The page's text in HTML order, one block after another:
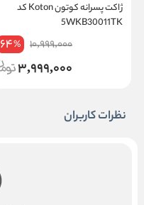
ژاکت پسرانه کوتون Koton کد
5WKB30011TK
10,999,000
64%
3,999,000
نظرات کاربران